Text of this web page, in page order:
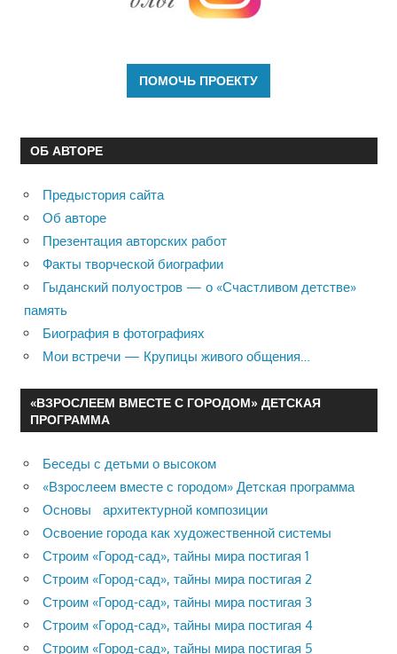
ОБ АВТОРЕ
Предыстория сайта
Об авторе
Презентация авторских работ
Факты творческой биографии
Гыданский полуостров — о «Счастливом детстве»
память
Биография в фотографиях
Мои встречи — Крупицы живого общения…
«ВЗРОСЛЕЕМ ВМЕСТЕ С ГОРОДОМ» ДЕТСКАЯ
ПРОГРАММА
Беседы с детьми о высоком
«Взрослеем вместе с городом» Детская программа
Основы архитектурной композиции
Освоение города как художественной системы
Строим «Город-сад», тайны мира постигая 1
Строим «Город-сад», тайны мира постигая 2
Строим «Город-сад», тайны мира постигая 3
Строим «Город-сад», тайны мира постигая 4
Строим «Город-сад», тайны мира постигая 5